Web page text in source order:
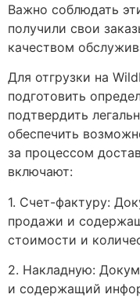
Важно соблюдать
получили свои
качеством
Для отгрузки на
подготовить
подтвердить
обеспечить
за процессом
включают:
1. Счет-фактуру:
продажи и
стоимости и
2. Накладную:
и содержащий